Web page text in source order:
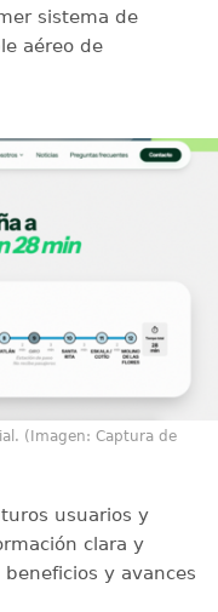
sistema de
aéreo de
(Imagen: Captura de
usuarios y
clara y
y avances